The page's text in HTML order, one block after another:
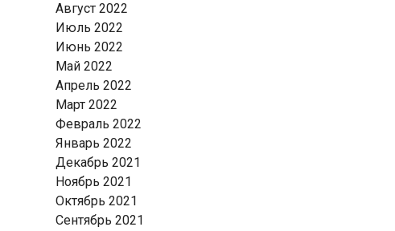
Август 2022
Июль 2022
Июнь 2022
Май 2022
Апрель 2022
Март 2022
Февраль 2022
Январь 2022
Декабрь 2021
Ноябрь 2021
Октябрь 2021
Сентябрь 2021